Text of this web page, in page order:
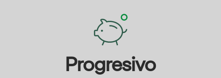
Progresivo